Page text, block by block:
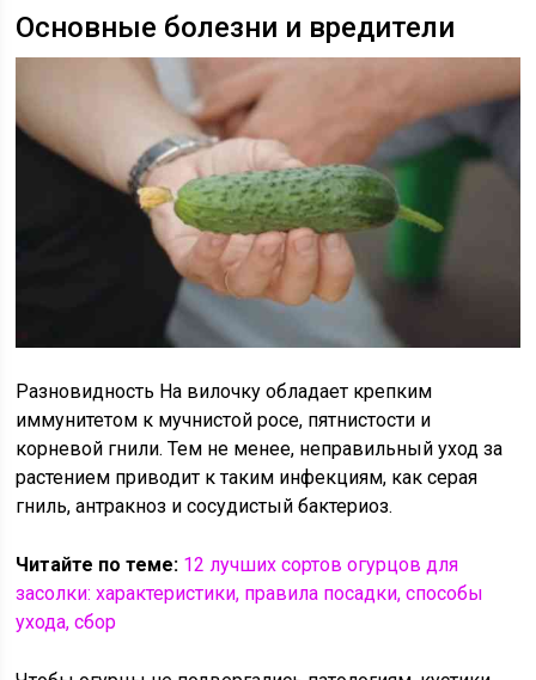
Основные болезни и вредители
Разновидность На вилочку обладает крепким
иммунитетом к мучнистой росе, пятнистости и
корневой гнили. Тем не менее, неправильный уход за
растением приводит к таким инфекциям, как серая
гниль, антракноз и сосудистый бактериоз.
Читайте по теме: 12 лучших сортов огурцов для
засолки: характеристики, правила посадки, способы
ухода, сбор